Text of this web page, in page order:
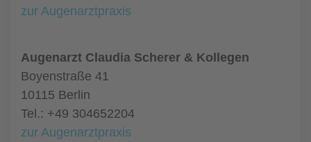
zur Augenarztpraxis
Augenarzt Claudia Scherer & Kollegen
Boyenstraße 41
10115 Berlin
Tel.: +49 304652204
zur Augenarztpraxis